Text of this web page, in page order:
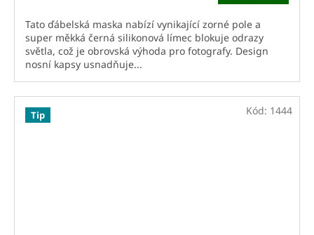
Tato ďábelská maska ​​nabízí vynikající zorné pole a
super měkká černá silikonová límec blokuje odrazy
světla, což je obrovská výhoda pro fotografy. Design
nosní kapsy usnadňuje...
Tip Kód: 1444